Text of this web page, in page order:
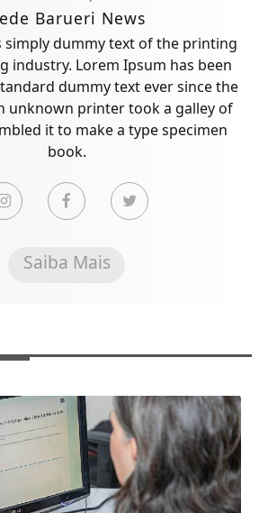
Barueri News
simply dummy text of the printing
industry. Lorem Ipsum has been
dummy text ever since the
unknown printer took a galley of
it to make a type specimen
book.
Saiba Mais